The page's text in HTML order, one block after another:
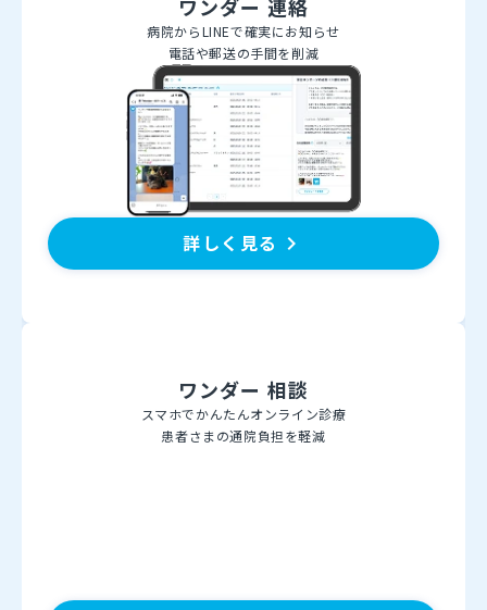
ワンダー 連絡
病院からLINEで確実にお知らせ
電話や郵送の手間を削減
詳しく見る keyboard_arrow_right
ワンダー 相談
スマホでかんたんオンライン診療
患者さまの通院負担を軽減